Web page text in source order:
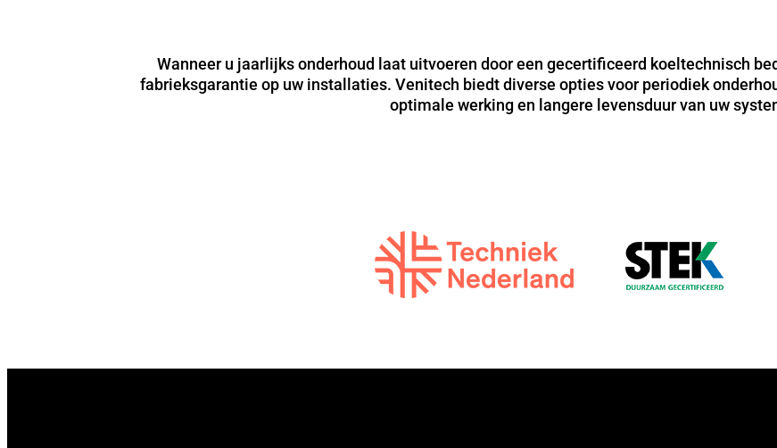
Wanneer u jaarlijks onderhoud laat uitvoeren door een gecertificeerd koeltechnisch
fabrieksgarantie op uw installaties. Venitech biedt diverse opties voor periodiek
optimale werking en langere levensduur van uw